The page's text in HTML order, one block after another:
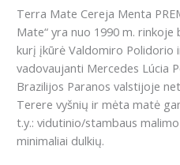
Terra Mate Cereja Menta
Mate“ yra nuo 1990 m. rinkoje
kurį įkūrė Valdomiro Polidorio
vadovaujanti Mercedes Lúcia
Brazilijos Paranos valstijoje
Terere vyšnių ir mėta matė
t.y.: vidutinio/stambaus
minimaliai dulkių.